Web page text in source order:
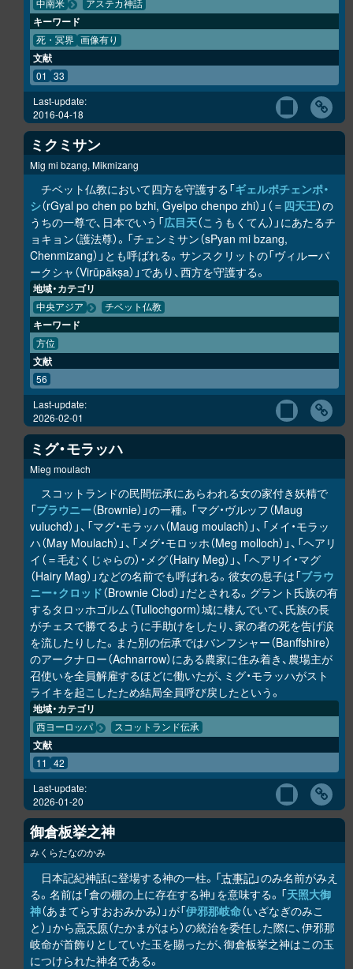
中南米 アステカ神話
キーワード
死・冥界 画像有り
文献
01 33
Last-update:
2016-04-18
ミクミサン
Mig mi bzang, Mikmizang
チベット仏教において四方を守護する「ギェルポチェンポ・
シ（rGyal po chen po bzhi, Gyelpo chenpo zhi）」（＝ 四天王）の
うちの一尊で、日本でいう「広目天（こうもくてん）」にあたるチ
ョキョン（護法尊）。「チェンミサン（sPyan mi bzang,
Chenmizang）」とも呼ばれる。サンスクリットの「ヴィルーパ
ークシャ（Virūpākṣa）」であり、西方を守護する。
地域・カテゴリ
中央アジア チベット仏教
キーワード
方位
文献
56
Last-update:
2026-02-01
ミグ・モラッハ
Mieg moulach
スコットランドの民間伝承にあらわれる女の家付き妖精で
「ブラウニー（Brownie）」の一種。「マグ・ヴルッフ（Maug
vuluchd）」、「マグ・モラッハ（Maug moulach）」、「メイ・モラッ
ハ（May Moulach）」、「メグ・モロッホ（Meg molloch）」、「ヘアリ
イ（＝毛むくじゃらの）・メグ（Hairy Meg）」、「ヘアリイ・マグ
（Hairy Mag）」などの名前でも呼ばれる。彼女の息子は「ブラウ
ニー・クロッド（Brownie Clod）」だとされる。グラント氏族の有
するタロッホゴルム（Tullochgorm）城に棲んでいて、氏族の長
がチェスで勝てるように手助けをしたり、家の者の死を告げ涙
を流したりした。また別の伝承ではバンフシャー（Banffshire）
のアークナロー（Achnarrow）にある農家に住み着き、農場主が
召使いを全員解雇するほどに働いたが、ミグ・モラッハがスト
ライキを起こしたため結局全員呼び戻したという。
地域・カテゴリ
西ヨーロッパ スコットランド伝承
文献
11 42
Last-update:
2026-01-20
御倉板挙之神
みくらたなのかみ
日本記紀神話に登場する神の一柱。「古事記」のみ名前がみえ
る。名前は「倉の棚の上に存在する神」を意味する。「天照大御
神（あまてらすおおみかみ）」が「伊邪那岐命（いざなぎのみこ
と）」から高天原（たかまがはら）の統治を委任した際に、伊邪那
岐命が首飾りとしていた玉を賜ったが、御倉板挙之神はこの玉
につけられた神名である。